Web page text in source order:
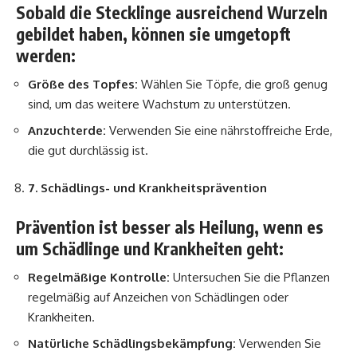
Sobald die Stecklinge ausreichend Wurzeln
gebildet haben, können sie umgetopft
werden:
Größe des Topfes: Wählen Sie Töpfe, die groß genug
sind, um das weitere Wachstum zu unterstützen.
Anzuchterde: Verwenden Sie eine nährstoffreiche Erde,
die gut durchlässig ist.
7. Schädlings- und Krankheitsprävention
Prävention ist besser als Heilung, wenn es
um Schädlinge und Krankheiten geht:
Regelmäßige Kontrolle: Untersuchen Sie die Pflanzen
regelmäßig auf Anzeichen von Schädlingen oder
Krankheiten.
Natürliche Schädlingsbekämpfung: Verwenden Sie